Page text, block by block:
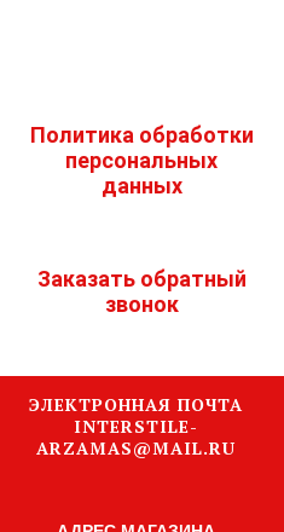
Политика обработки
персональных
данных
Заказать обратный
звонок
ЭЛЕКТРОННАЯ ПОЧТА
INTERSTILE-
ARZAMAS@MAIL.RU